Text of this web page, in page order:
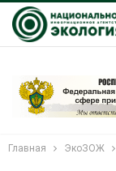
Главная ЭкоЗОЖ